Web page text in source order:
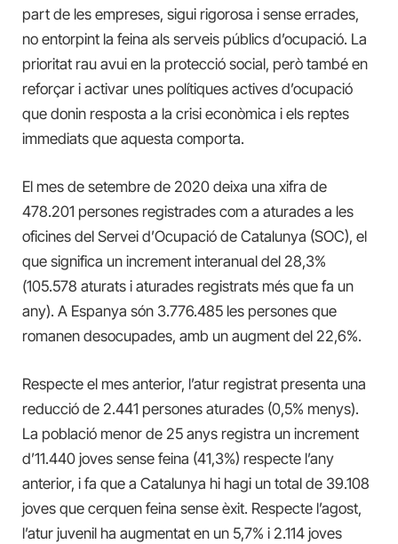
part de les empreses, sigui rigorosa i sense errades,
no entorpint la feina als serveis públics d’ocupació. La
prioritat rau avui en la protecció social, però també en
reforçar i activar unes polítiques actives d’ocupació
que donin resposta a la crisi econòmica i els reptes
immediats que aquesta comporta.
El mes de setembre de 2020 deixa una xifra de
478.201 persones registrades com a aturades a les
oficines del Servei d’Ocupació de Catalunya (SOC), el
que significa un increment interanual del 28,3%
(105.578 aturats i aturades registrats més que fa un
any). A Espanya són 3.776.485 les persones que
romanen desocupades, amb un augment del 22,6%.
Respecte el mes anterior, l’atur registrat presenta una
reducció de 2.441 persones aturades (0,5% menys).
La població menor de 25 anys registra un increment
d’11.440 joves sense feina (41,3%) respecte l’any
anterior, i fa que a Catalunya hi hagi un total de 39.108
joves que cerquen feina sense èxit. Respecte l’agost,
l’atur juvenil ha augmentat en un 5,7% i 2.114 joves